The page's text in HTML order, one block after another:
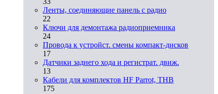
Ленты, соединяющие панель с радио
22
Ключи для демонтажа радиоприемника
24
Провода к устройст. смены компакт-дисков
17
Датчики заднего хода и регистрат. движ.
13
Кабели для комплектов HF Parrot, THB
175